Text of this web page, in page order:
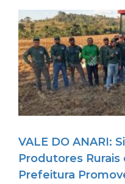
VALE DO ANARI:
Produtores
Prefeitura